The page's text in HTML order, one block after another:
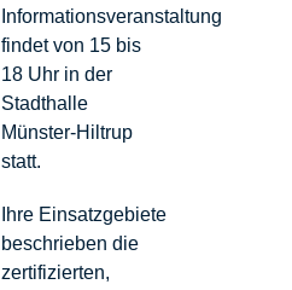
Informationsveranstaltung
findet von 15 bis
18 Uhr in der
Stadthalle
Münster-Hiltrup
statt.
Ihre Einsatzgebiete
beschrieben die
zertifizierten,